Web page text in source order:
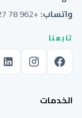
واتساب:+962 78 627 1588
تابعنا
الخدمات